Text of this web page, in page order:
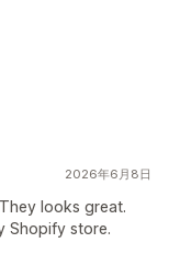
2026年6月8日
looks great.
Shopify store.